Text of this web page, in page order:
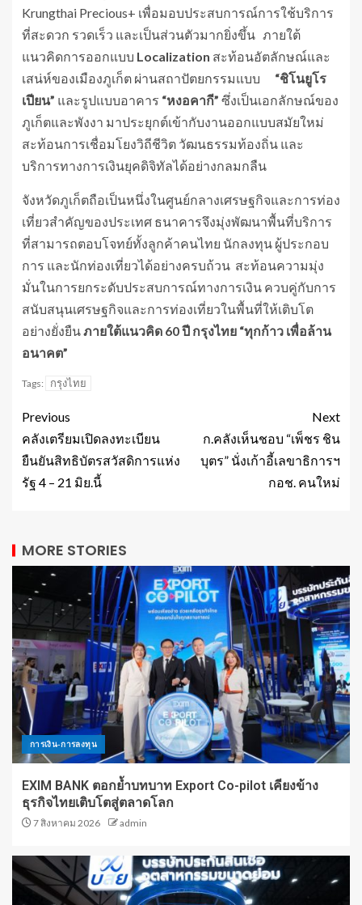
Krungthai Precious+ เพื่อมอบประสบการณ์การใช้บริการ
ที่สะดวก รวดเร็ว และเป็นส่วนตัวมากยิ่งขึ้น ภายใต้
แนวคิดการออกแบบ Localization สะท้อนอัตลักษณ์และ
เสน่ห์ของเมืองภูเก็ต ผ่านสถาปัตยกรรมแบบ “ชิโนยูโร
เปียน” และรูปแบบอาคาร “หงอคากี” ซึ่งเป็นเอกลักษณ์ของ
ภูเก็ตและพังงา มาประยุกต์เข้ากับงานออกแบบสมัยใหม่
สะท้อนการเชื่อมโยงวิถีชีวิต วัฒนธรรมท้องถิ่น และ
บริการทางการเงินยุคดิจิทัลได้อย่างกลมกลืน
จังหวัดภูเก็ตถือเป็นหนึ่งในศูนย์กลางเศรษฐกิจและการท่อง
เที่ยวสำคัญของประเทศ ธนาคารจึงมุ่งพัฒนาพื้นที่บริการ
ที่สามารถตอบโจทย์ทั้งลูกค้าคนไทย นักลงทุน ผู้ประกอบ
การ และนักท่องเที่ยวได้อย่างครบถ้วน สะท้อนความมุ่ง
มั่นในการยกระดับประสบการณ์ทางการเงิน ควบคู่กับการ
สนับสนุนเศรษฐกิจและการท่องเที่ยวในพื้นที่ให้เติบโต
อย่างยั่งยืนภายใต้แนวคิด 60ปี กรุงไทย “ทุกก้าว เพื่อล้าน
อนาคต”
Tags: กรุงไทย
Previous
คลังเตรียมเปิดลงทะเบียน
ยืนยันสิทธิบัตรสวัสดิการแห่ง
รัฐ 4 – 21 มิย.นี้
Next
ก.คลังเห็นชอบ “เพ็ชร ชิน
บุตร” นั่งเก้าอี้เลขาธิการฯ
กอช. คนใหม่
MORE STORIES
การเงิน-การลงทุน
EXIM BANK ตอกย้ำบทบาท Export Co-pilot เคียงข้าง
ธุรกิจไทยเติบโตสู่ตลาดโลก
7 สิงหาคม 2026 admin